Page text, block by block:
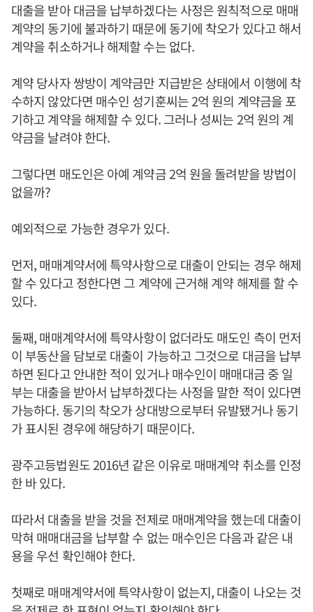
대출을 받아 대금을 납부하겠다는 사정은 원칙적으로 매매
계약의 동기에 불과하기 때문에 동기에 착오가 있다고 해서
계약을 취소하거나 해제할 수는 없다.
계약 당사자 쌍방이 계약금만 지급받은 상태에서 이행에 착
수하지 않았다면 매수인 성기훈씨는 2억 원의 계약금을 포
기하고 계약을 해제할 수 있다. 그러나 성씨는 2억 원의 계
약금을 날려야 한다.
그렇다면 매도인은 아예 계약금 2억 원을 돌려받을 방법이
없을까?
예외적으로 가능한 경우가 있다.
먼저, 매매계약서에 특약사항으로 대출이 안되는 경우 해제
할 수 있다고 정한다면 그 계약에 근거해 계약 해제를 할 수
있다.
둘째, 매매계약서에 특약사항이 없더라도 매도인 측이 먼저
이 부동산을 담보로 대출이 가능하고 그것으로 대금을 납부
하면 된다고 안내한 적이 있거나 매수인이 매매대금 중 일
부는 대출을 받아서 납부하겠다는 사정을 말한 적이 있다면
가능하다. 동기의 착오가 상대방으로부터 유발됐거나 동기
가 표시된 경우에 해당하기 때문이다.
광주고등법원도 2016년 같은 이유로 매매계약 취소를 인정
한 바 있다.
따라서 대출을 받을 것을 전제로 매매계약을 했는데 대출이
막혀 매매대금을 납부할 수 없는 매수인은 다음과 같은 내
용을 우선 확인해야 한다.
첫째로 매매계약서에 특약사항이 없는지, 대출이 나오는 것